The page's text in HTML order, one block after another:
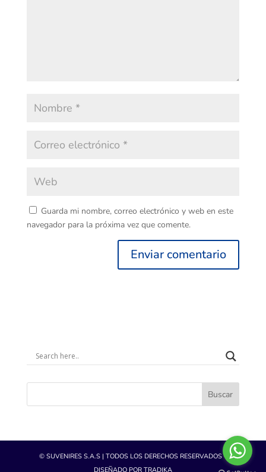
Guarda mi nombre, correo electrónico y web en este
navegador para la próxima vez que comente.
Buscar
© SUVENIRES S.A.S | TODOS LOS DERECHOS RESERVADOS -
DISEÑADO POR TRADIKA